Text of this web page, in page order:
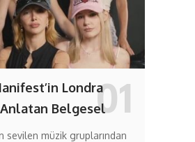
Londra
Belgesel
sevilen müzik gruplarından